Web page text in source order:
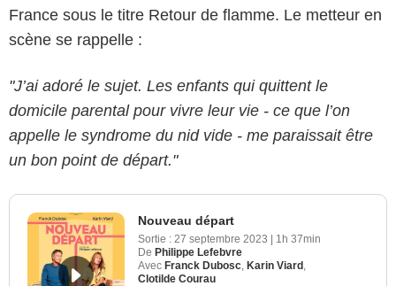
France sous le titre Retour de flamme. Le metteur en
scène se rappelle :
"J’ai adoré le sujet. Les enfants qui quittent le
domicile parental pour vivre leur vie - ce que l’on
appelle le syndrome du nid vide - me paraissait être
un bon point de départ."
Nouveau départ
Sortie : 27 septembre 2023 | 1h 37min
De Philippe Lefebvre
Avec Franck Dubosc Karin Viard
Clotilde Courau